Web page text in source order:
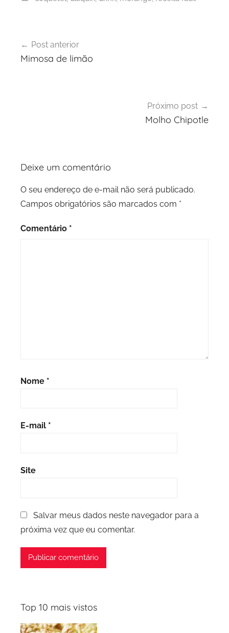
de
Post anterior
Mimosa de limão
Próximo post
Molho Chipotle
Deixe um comentário
O seu endereço de e-mail não será publicado.
Campos obrigatórios são marcados com *
Comentário *
Nome *
E-mail *
Site
Salvar meus dados neste navegador para a
próxima vez que eu comentar.
Top 10 mais vistos